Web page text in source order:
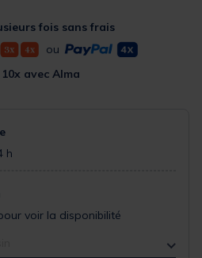
fois sans frais
ou
10x avec Alma
h
voir la disponibilité